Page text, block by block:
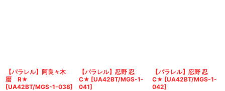
【パラレル】阿良々木
暦 R★
[UA42BT/MGS-1-038]
【パラレル】忍野 忍
C★ [UA42BT/MGS-1-
041]
【パラレル】忍野 忍
C★ [UA42BT/MGS-1-
042]